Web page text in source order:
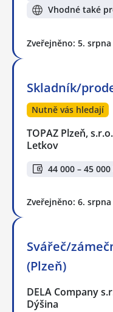
Vhodné také
Zveřejněno: 5. srpna
Skladník/
Nutně vás hledají
TOPAZ Plzeň, s.r.o.
Letkov
44 000 – 45 000
Zveřejněno: 6. srpna
Svářeč/
(Plzeň)
DELA Company
Dýšina